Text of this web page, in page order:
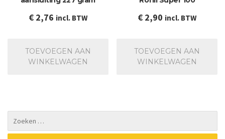
€2,76 incl. BTW
TOEVOEGEN AAN
WINKELWAGEN
€ 2,90 incl. BTW
TOEVOEGEN AAN
WINKELWAGEN